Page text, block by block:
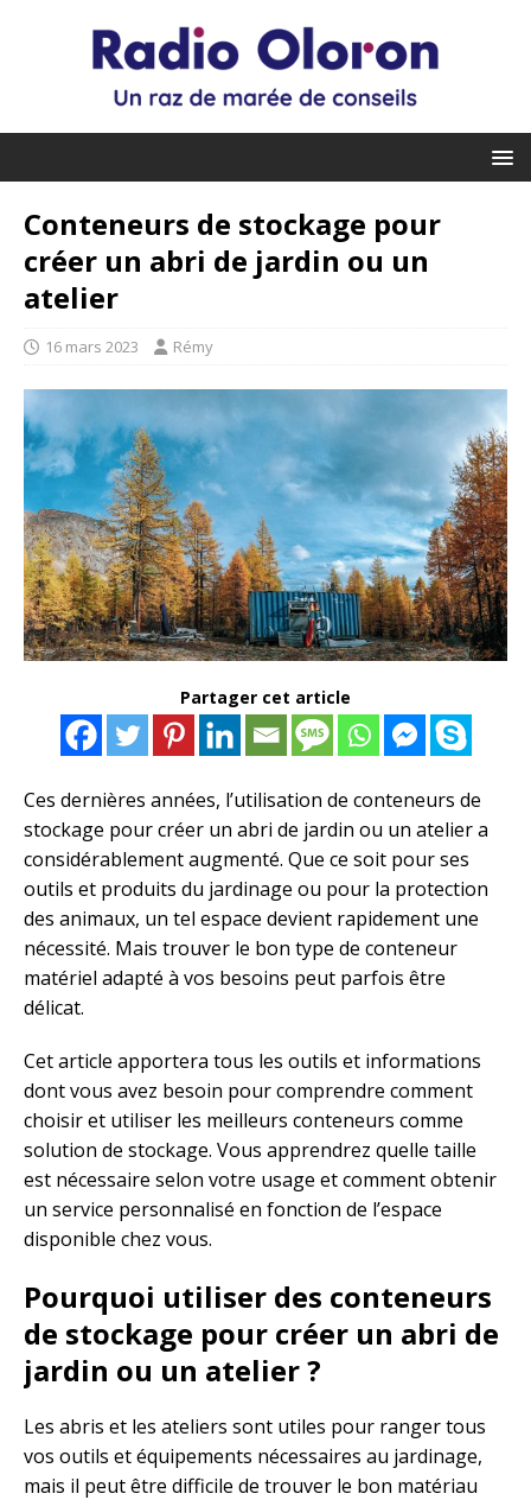
Conteneurs de stockage pour
créer un abri de jardin ou un
atelier
16 mars 2023 Rémy
Partager cet article
Ces dernières années, l’utilisation de conteneurs de
stockage pour créer un abri de jardin ou un atelier a
considérablement augmenté. Que ce soit pour ses
outils et produits du jardinage ou pour la protection
des animaux, un tel espace devient rapidement une
nécessité. Mais trouver le bon type de conteneur
matériel adapté à vos besoins peut parfois être
délicat.
Cet article apportera tous les outils et informations
dont vous avez besoin pour comprendre comment
choisir et utiliser les meilleurs conteneurs comme
solution de stockage. Vous apprendrez quelle taille
est nécessaire selon votre usage et comment obtenir
un service personnalisé en fonction de l’espace
disponible chez vous.
Pourquoi utiliser des conteneurs
de stockage pour créer un abri de
jardin ou un atelier ?
Les abris et les ateliers sont utiles pour ranger tous
vos outils et équipements nécessaires au jardinage,
mais il peut être difficile de trouver le bon matériau